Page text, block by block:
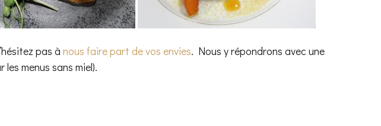
pas à nous faire part de vos envies. Nous y répondrons avec une
menus sans miel).